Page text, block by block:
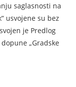
saglasnosti na
usvojene su bez
je Predlog
„Gradske